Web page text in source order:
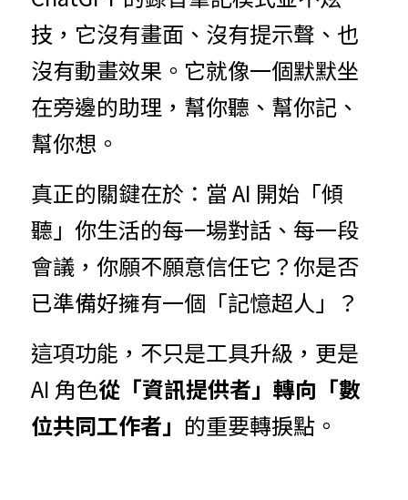
技，它沒有畫面、沒有提示聲、也
沒有動畫效果。它就像一個默默坐
在旁邊的助理，幫你聽、幫你記、
幫你想。
真正的關鍵在於：當 AI 開始「傾
聽」你生活的每一場對話、每一段
會議，你願不願意信任它？你是否
已準備好擁有一個「記憶超人」？
這項功能，不只是工具升級，更是
AI 角色從「資訊提供者」轉向「數
位共同工作者」 的重要轉捩點。